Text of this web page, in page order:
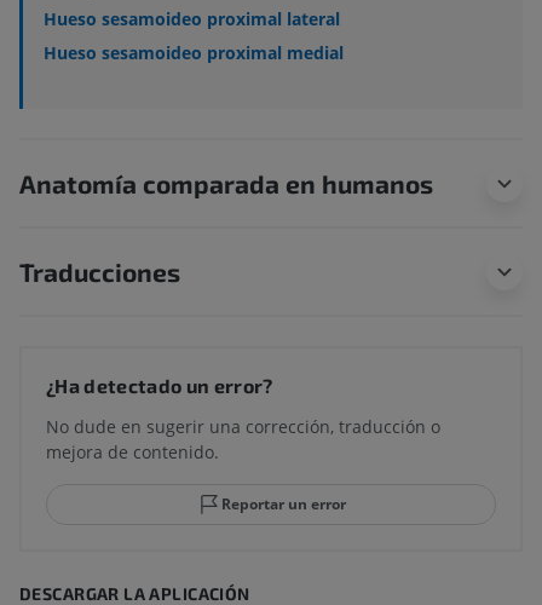
Hueso sesamoideo proximal lateral
Hueso sesamoideo proximal medial
Anatomía comparada en humanos
Traducciones
¿Ha detectado un error?
No dude en sugerir una corrección, traducción o
mejora de contenido.
Reportar un error
DESCARGAR LA APLICACIÓN